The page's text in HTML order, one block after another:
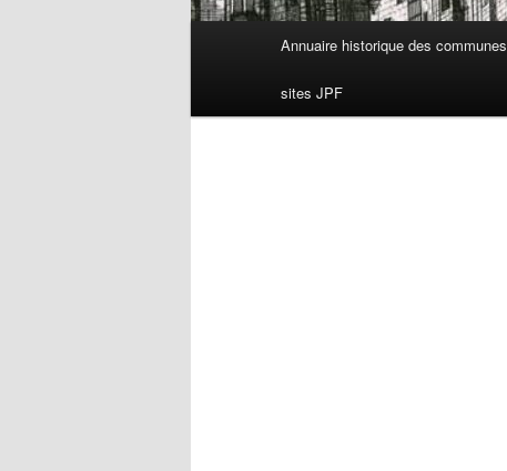
Annuaire historique des communes
sites JPF